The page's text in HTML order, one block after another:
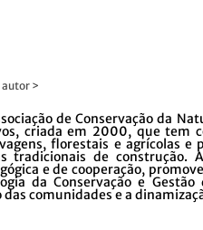
>
de Conservação da
criada em 2000, que tem
florestais e agrícolas
tradicionais de construção.
e de cooperação,
da Conservação e
comunidades e a